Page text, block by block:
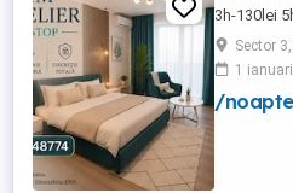
3h-130lei
Sector
1
/noapte